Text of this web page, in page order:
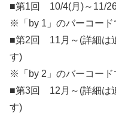
■第1回 10/4(月)～11/
※「by 1」のバーコード
■第2回 11月～(詳細は
す)
※「by 2」のバーコード
■第3回 12月～(詳細は
す)